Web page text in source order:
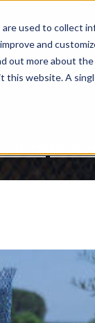
used to collect
and
more about the
website. A